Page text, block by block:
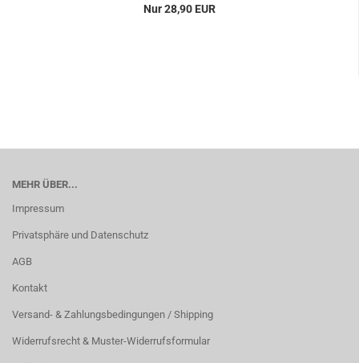
Nur 28,90 EUR
MEHR ÜBER...
Impressum
Privatsphäre und Datenschutz
AGB
Kontakt
Versand- & Zahlungsbedingungen / Shipping
Widerrufsrecht & Muster-Widerrufsformular